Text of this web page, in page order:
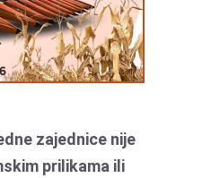
zajednice nije
prilikama ili